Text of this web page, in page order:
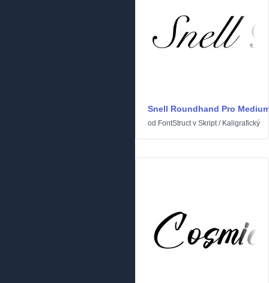
Snell Roundhand Pro
od FontStructv Skript/ Kaligrafický